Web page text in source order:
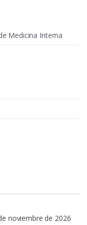
Medicina Interna
noviembre de 2026